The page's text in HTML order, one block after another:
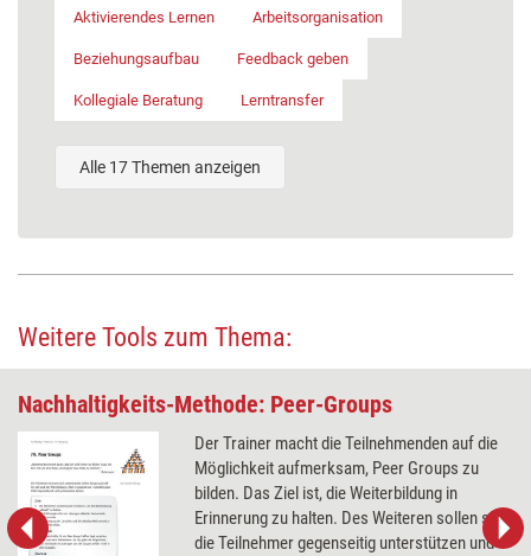
Aktivierendes Lernen Arbeitsorganisation
Beziehungsaufbau Feedback geben
Kollegiale Beratung Lerntransfer
Alle 17 Themen anzeigen
Weitere Tools zum Thema:
Nachhaltigkeits-Methode: Peer-Groups
Der Trainer macht die Teilnehmenden auf die
Möglichkeit aufmerksam, Peer Groups zu
bilden. Das Ziel ist, die Weiterbildung in
Erinnerung zu halten. Des Weiteren sollen sich
die Teilnehmer gegenseitig unterstützen und